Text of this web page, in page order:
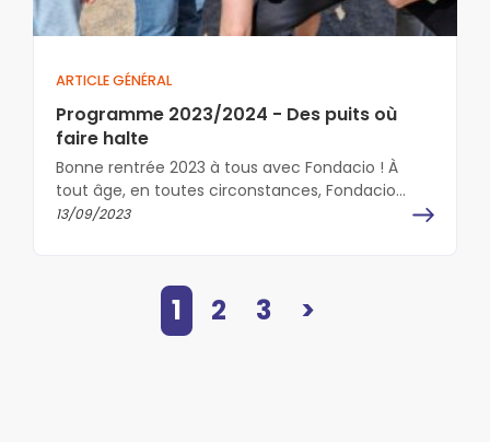
ARTICLE GÉNÉRAL
Programme 2023/2024 - Des puits où
faire halte
Bonne rentrée 2023 à tous avec Fondacio ! À
tout âge, en toutes circonstances, Fondacio
vous accueille pour une journée,…
13/09/2023
1 2 3 >